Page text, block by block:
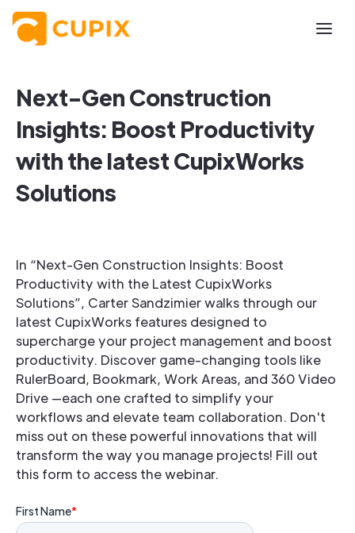
Next-Gen Construction
Insights: Boost Productivity
with the latest CupixWorks
Solutions
In “Next-Gen Construction Insights: Boost
Productivity with the Latest CupixWorks
Solutions”, Carter Sandzimier walks through our
latest CupixWorks features designed to
supercharge your project management and boost
productivity. Discover game-changing tools like
RulerBoard, Bookmark, Work Areas, and 360 Video
Drive —each one crafted to simplify your
workflows and elevate team collaboration. Don't
miss out on these powerful innovations that will
transform the way you manage projects! Fill out
this form to access the webinar.